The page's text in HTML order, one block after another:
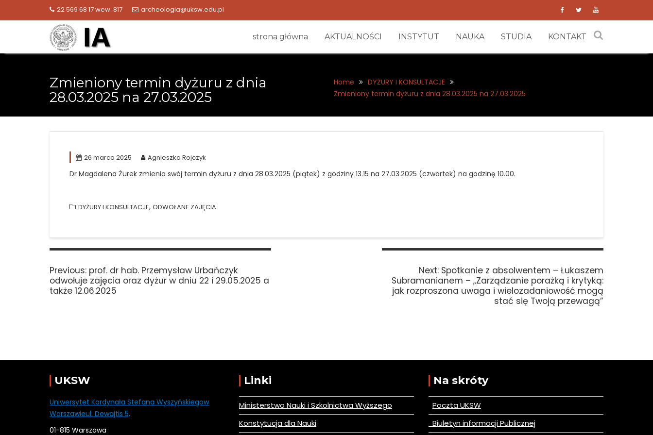
22 569 68 17 wew. 817 archeologia@uksw.edu.pl
strona główna AKTUALNOŚCI INSTYTUT NAUKA STUDIA KONTAKT
Zmieniony termin dyżuru z dnia
28.03.2025 na 27.03.2025
Home
DYŻURY I KONSULTACJE
Zmieniony termin dyżuru z dnia 28.03.2025 na 27.03.2025
26 marca 2025 Agnieszka Rojczyk
Dr Magdalena Żurek zmienia swój termin dyżuru z dnia 28.03.2025 (piątek) z godziny 13.15 na 27.03.2025 (czwartek) na godzinę 10.00.
DYŻURY I KONSULTACJE, ODWOŁANE ZAJĘCIA
Nawigacja
Previous: Previous
post:
prof. dr hab. Przemysław Urbańczyk
odwołuje zajęcia oraz dyżur w dniu 22 i 29.05.2025 a
także 12.06.2025
Next: Next
post:
Spotkanie z absolwentem – Łukaszem
Subramanianem – „Zarządzanie porażką i krytyką:
jak rozproszona uwaga i wielozadaniowość mogą
stać się Twoją przewagą”
UKSW
Uniwersytet Kardynała Stefana Wyszyńskiegow
Warszawieul. Dewajtis 5,
01-815 Warszawa
Linki
Ministerstwo Nauki i Szkolnictwa Wyższego
Konstytucja dla Nauki
Na skróty
Poczta UKSW
Biuletyn informacji Publicznej